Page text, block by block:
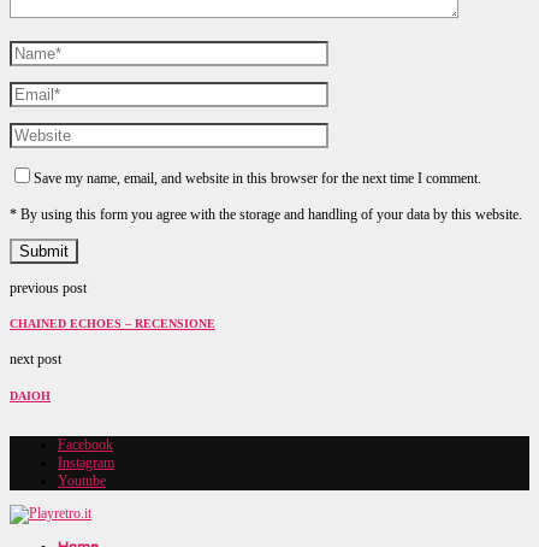
Save my name, email, and website in this browser for the next time I comment.
* By using this form you agree with the storage and handling of your data by this website.
previous post
CHAINED ECHOES – RECENSIONE
next post
DAIOH
Facebook
Instagram
Youtube